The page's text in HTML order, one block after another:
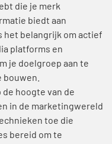
die je merk
biedt aan
het belangrijk om actief
platforms en
je doelgroep aan te
bouwen.
hoogte van de
in de marketingwereld
toe die
bereid om te